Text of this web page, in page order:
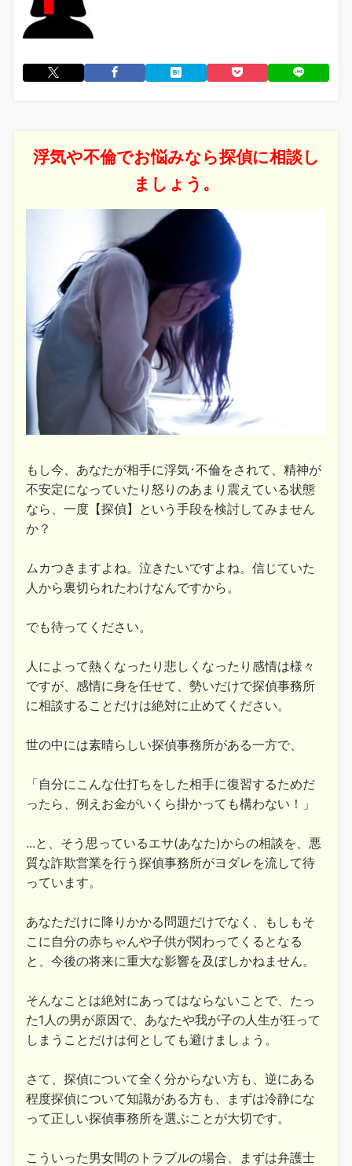
浮気や不倫でお悩みなら探偵に相談し
ましょう。
もし今、あなたが相手に浮気･不倫をされて、精神が
不安定になっていたり怒りのあまり震えている状態
なら、一度【探偵】という手段を検討してみません
か？
ムカつきますよね。泣きたいですよね。信じていた
人から裏切られたわけなんですから。
でも待ってください。
人によって熱くなったり悲しくなったり感情は様々
ですが、感情に身を任せて、勢いだけで探偵事務所
に相談することだけは絶対に止めてください。
世の中には素晴らしい探偵事務所がある一方で、
「自分にこんな仕打ちをした相手に復習するためだ
ったら、例えお金がいくら掛かっても構わない！」
...と、そう思っているエサ(あなた)からの相談を、悪
質な詐欺営業を行う探偵事務所がヨダレを流して待
っています。
あなただけに降りかかる問題だけでなく、もしもそ
こに自分の赤ちゃんや子供が関わってくるとなる
と、今後の将来に重大な影響を及ぼしかねません。
そんなことは絶対にあってはならないことで、たっ
た1人の男が原因で、あなたや我が子の人生が狂って
しまうことだけは何としても避けましょう。
さて、探偵について全く分からない方も、逆にある
程度探偵について知識がある方も、まずは冷静にな
って正しい探偵事務所を選ぶことが大切です。
こういった男女間のトラブルの場合、まずは弁護士